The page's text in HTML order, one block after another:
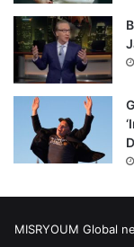
MISRYOUM Global